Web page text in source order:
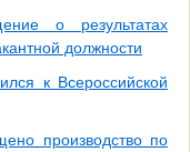
о результатах
должности
к Всероссийской
производство по